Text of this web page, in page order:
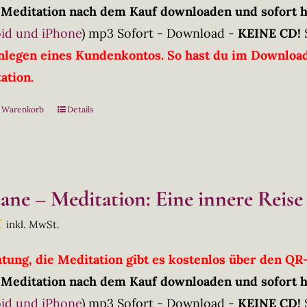
nach dem Kauf downloaden und sofort
und iPhone) mp3 Sofort - Download - KEINE CD!
eines Kundenkontos. So hast du im
Details
– Meditation: Eine innere Reise
inkl. MwSt.
die Meditation gibt es kostenlos über den
nach dem Kauf downloaden und sofort
und iPhone) mp3 Sofort - Download - KEINE CD!